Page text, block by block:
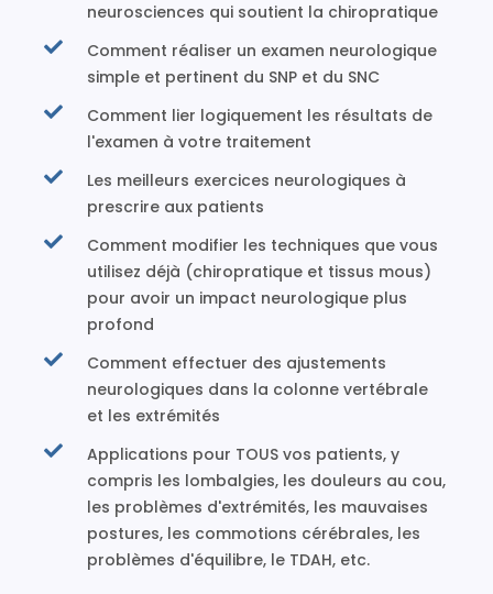
neurosciences qui soutient la chiropratique
Comment réaliser un examen neurologique
simple et pertinent du SNP et du SNC
Comment lier logiquement les résultats de
l'examen à votre traitement
Les meilleurs exercices neurologiques à
prescrire aux patients
Comment modifier les techniques que vous
utilisez déjà (chiropratique et tissus mous)
pour avoir un impact neurologique plus
profond
Comment effectuer des ajustements
neurologiques dans la colonne vertébrale
et les extrémités
Applications pour TOUS vos patients, y
compris les lombalgies, les douleurs au cou,
les problèmes d'extrémités, les mauvaises
postures, les commotions cérébrales, les
problèmes d'équilibre, le TDAH, etc.